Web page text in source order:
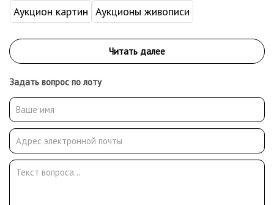
Аукцион картин Аукционы живописи
Задать вопрос по лоту